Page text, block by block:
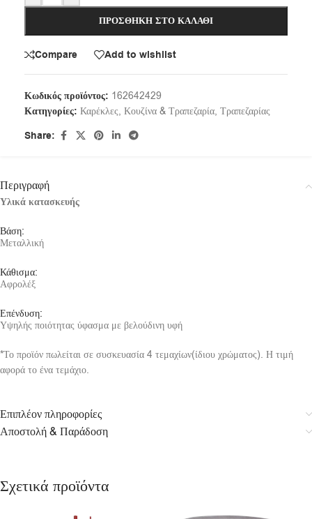
ΠΡΟΣΘΉΚΗ ΣΤΟ ΚΑΛΆΘΙ
Compare Add to wishlist
Κωδικός προϊόντος: 162642429
Κατηγορίες: Καρέκλες, Κουζίνα & Τραπεζαρία, Τραπεζαρίας
Share:
Περιγραφή
Υλικά κατασκευής
Βάση:
Μεταλλική
Κάθισμα:
Αφρολέξ
Επένδυση:
Υψηλής ποιότητας ύφασμα με βελούδινη υφή
*Το προϊόν πωλείται σε συσκευασία 4 τεμαχίων(ίδιου χρώματος). Η τιμή
αφορά το ένα τεμάχιο.
Επιπλέον πληροφορίες
Αποστολή & Παράδοση
Σχετικά προϊόντα